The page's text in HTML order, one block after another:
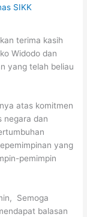
SIKK
terima kasih
Widodo dan
yang telah beliau
atas komitmen
negara dan
yang
pemimpin
Semoga
balasan